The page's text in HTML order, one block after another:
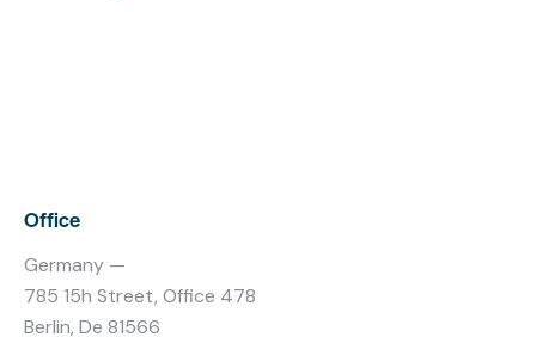
Office
Germany —
785 15h Street, Office 478
Berlin, De 81566